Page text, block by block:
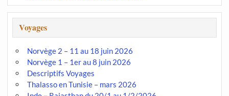
Voyages
Norvège 2 – 11 au 18 juin 2026
Norvège 1 – 1er au 8 juin 2026
Descriptifs Voyages
Thalasso en Tunisie – mars 2026